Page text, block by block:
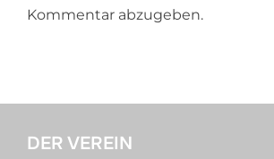
Kommentar abzugeben.
DER VEREIN